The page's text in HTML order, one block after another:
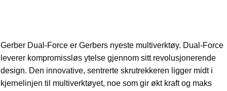
Gerber Dual-Force er Gerbers nyeste multiverktøy. Dual-Force
leverer kompromissløs ytelse gjennom sitt revolusjonerende
design. Den innovative, sentrerte skrutrekkeren ligger midt i
kjernelinjen til multiverktøyet, noe som gir økt kraft og maks